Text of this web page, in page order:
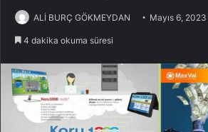
ALİ BURÇ GÖKMEYDAN Mayıs 6, 2023
4 dakika okuma süresi